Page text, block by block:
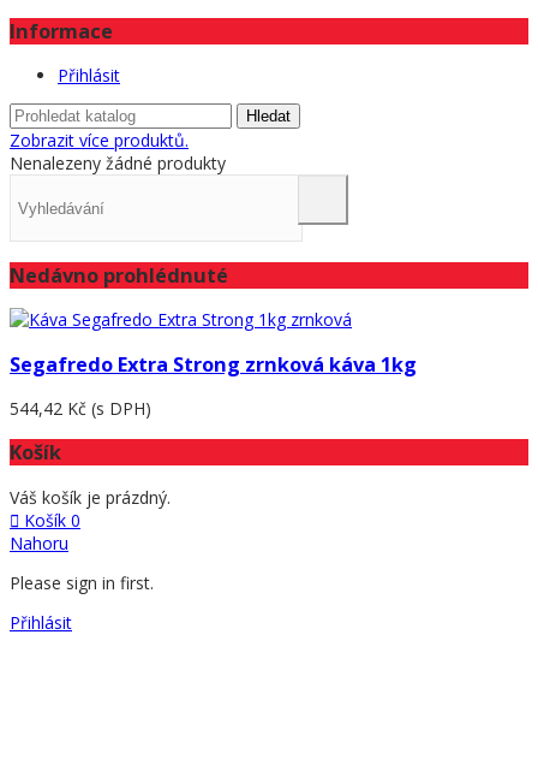
Informace
Přihlásit
Hledat
Zobrazit více produktů.
Nenalezeny žádné produkty
Nedávno prohlédnuté
Segafredo Extra Strong zrnková káva 1kg
544,42 Kč (s DPH)
Košík
Váš košík je prázdný.
Košík 0
Nahoru
Please sign in first.
Přihlásit